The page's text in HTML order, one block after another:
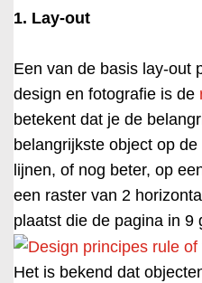
1. Lay-out
Een van de basis lay-out
design en fotografie is de
betekent dat je de
belangrijkste object op
lijnen, of nog beter, op
een raster van 2
plaatst die de pagina in 9
Het is bekend dat